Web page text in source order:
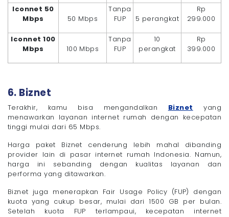
Iconnet 50
Mbps
50 Mbps
Tanpa
FUP
5 perangkat
Rp
299.000
Iconnet 100
Mbps
100 Mbps
Tanpa
FUP
10
perangkat
Rp
399.000
6. Biznet
Terakhir, kamu bisa mengandalkan Biznet yang
menawarkan layanan internet rumah dengan kecepatan
tinggi mulai dari 65 Mbps.
Harga paket Biznet cenderung lebih mahal dibanding
provider lain di pasar internet rumah Indonesia. Namun,
harga ini sebanding dengan kualitas layanan dan
performa yang ditawarkan.
Biznet juga menerapkan Fair Usage Policy (FUP) dengan
kuota yang cukup besar, mulai dari 1500 GB per bulan.
Setelah kuota FUP terlampaui, kecepatan internet